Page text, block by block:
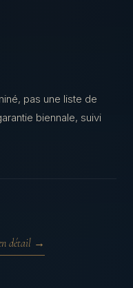
pas une liste de
biennale, suivi
détail →